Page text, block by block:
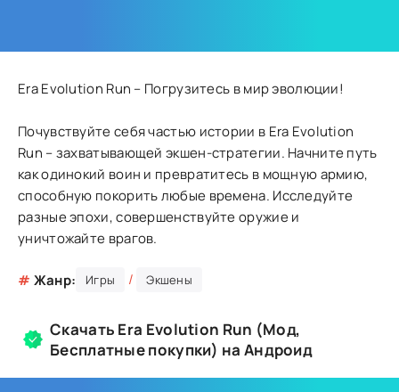
Era Evolution Run – Погрузитесь в мир эволюции!
Почувствуйте себя частью истории в Era Evolution
Run – захватывающей экшен-стратегии. Начните путь
как одинокий воин и превратитесь в мощную армию,
способную покорить любые времена. Исследуйте
разные эпохи, совершенствуйте оружие и
уничтожайте врагов.
# Жанр: Игры / Экшены
Скачать Era Evolution Run (Мод,
Бесплатные покупки) на Андроид